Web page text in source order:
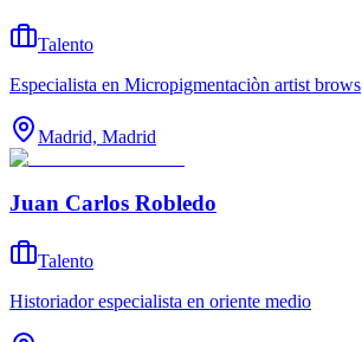
Talento
Especialista en Micropigmentaciòn artist brows
Madrid, Madrid
Juan Carlos Robledo
Talento
Historiador especialista en oriente medio